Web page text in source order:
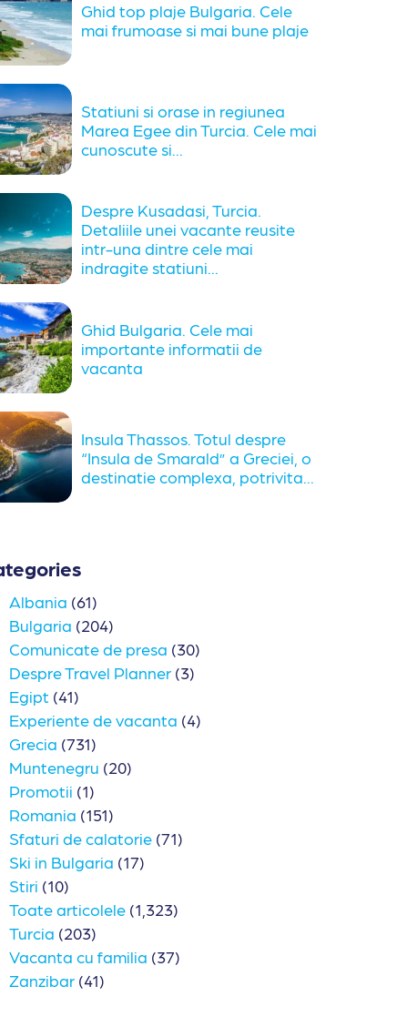
Ghid top plaje Bulgaria. Cele
mai frumoase si mai bune plaje
Statiuni si orase in regiunea
Marea Egee din Turcia. Cele mai
cunoscute si...
Despre Kusadasi, Turcia.
Detaliile unei vacante reusite
intr-una dintre cele mai
indragite statiuni...
Ghid Bulgaria. Cele mai
importante informatii de
vacanta
Insula Thassos. Totul despre
“Insula de Smarald” a Greciei, o
destinatie complexa, potrivita...
Albania (61)
Bulgaria (204)
Comunicate de presa (30)
Despre Travel Planner (3)
Egipt (41)
Experiente de vacanta (4)
Grecia (731)
Muntenegru (20)
Promotii (1)
Romania (151)
Sfaturi de calatorie (71)
Ski in Bulgaria (17)
Stiri (10)
Toate articolele (1,323)
Turcia (203)
Vacanta cu familia (37)
Zanzibar (41)